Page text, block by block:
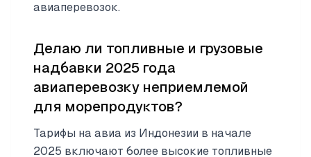
авиаперевозок.
Делаю ли топливные и грузовые
надбавки 2025 года
авиаперевозку неприемлемой
для морепродуктов?
Тарифы на авиа из Индонезии в начале
2025 включают более высокие топливные